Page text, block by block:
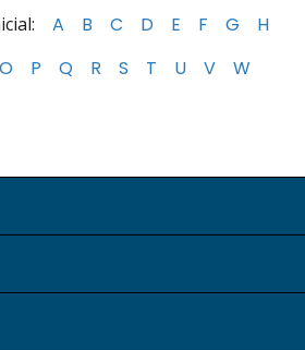
A B C D E F G
H
O P Q R S T U V
W